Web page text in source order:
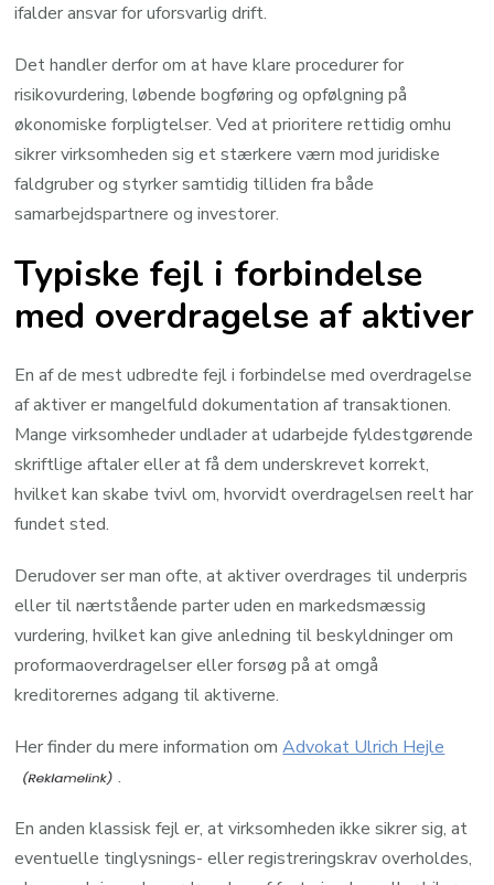
ifalder ansvar for uforsvarlig drift.
Det handler derfor om at have klare procedurer for
risikovurdering, løbende bogføring og opfølgning på
økonomiske forpligtelser. Ved at prioritere rettidig omhu
sikrer virksomheden sig et stærkere værn mod juridiske
faldgruber og styrker samtidig tilliden fra både
samarbejdspartnere og investorer.
Typiske fejl i forbindelse
med overdragelse af aktiver
En af de mest udbredte fejl i forbindelse med overdragelse
af aktiver er mangelfuld dokumentation af transaktionen.
Mange virksomheder undlader at udarbejde fyldestgørende
skriftlige aftaler eller at få dem underskrevet korrekt,
hvilket kan skabe tvivl om, hvorvidt overdragelsen reelt har
fundet sted.
Derudover ser man ofte, at aktiver overdrages til underpris
eller til nærtstående parter uden en markedsmæssig
vurdering, hvilket kan give anledning til beskyldninger om
proformaoverdragelser eller forsøg på at omgå
kreditorernes adgang til aktiverne.
Her finder du mere information omAdvokat Ulrich Hejle
.
En anden klassisk fejl er, at virksomheden ikke sikrer sig, at
eventuelle tinglysnings- eller registreringskrav overholdes,